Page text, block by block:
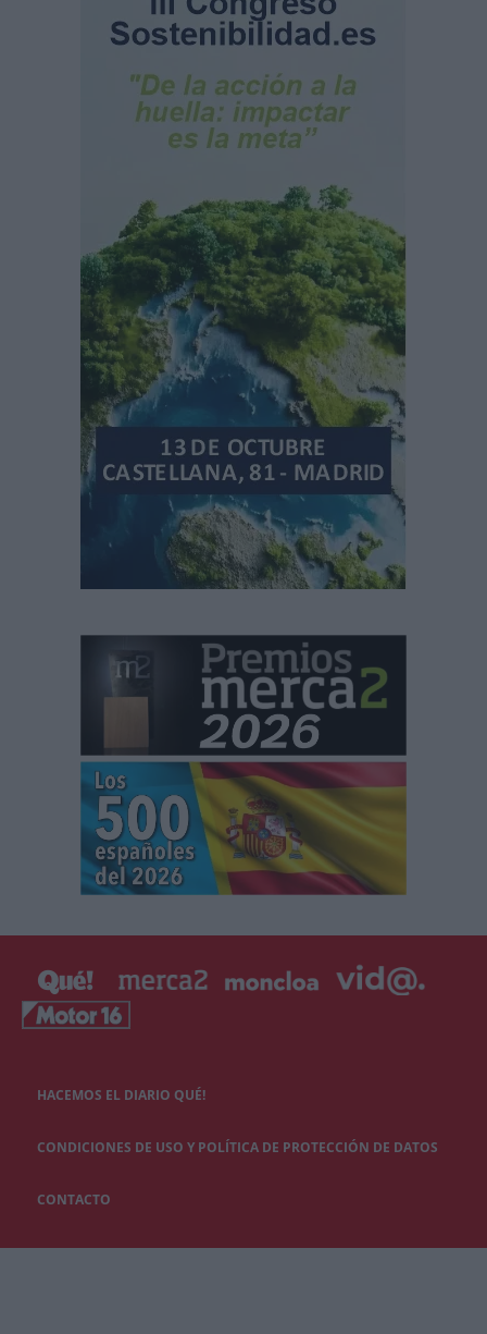
HACEMOS EL DIARIO QUÉ!
CONDICIONES DE USO Y POLÍTICA DE PROTECCIÓN DE DATOS
CONTACTO